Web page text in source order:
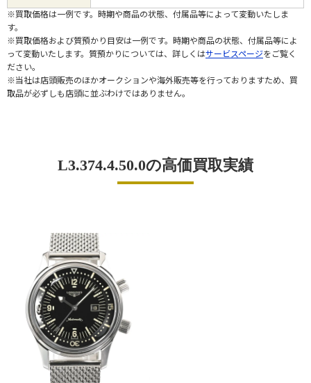
※買取価格は一例です。時期や商品の状態、付属品等によって変動いたしま
す。
※買取価格および質預かり目安は一例です。時期や商品の状態、付属品等によ
って変動いたします。質預かりについては、詳しくはサービスページをご覧く
ださい。
※当社は店頭販売のほかオークションや海外販売等を行っておりますため、買
取品が必ずしも店頭に並ぶわけではありません。
L3.374.4.50.0の高価買取実績